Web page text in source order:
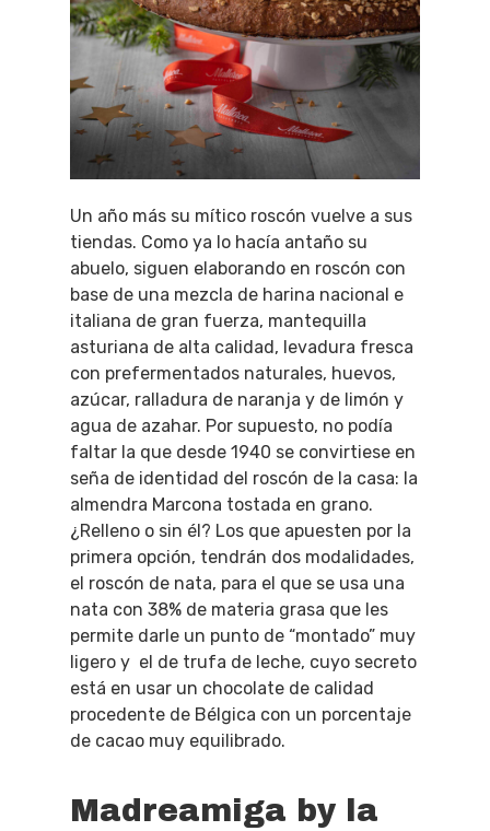
Un año más su mítico roscón vuelve a sus
tiendas. Como ya lo hacía antaño su
abuelo, siguen elaborando en roscón con
base de una mezcla de harina nacional e
italiana de gran fuerza, mantequilla
asturiana de alta calidad, levadura fresca
con prefermentados naturales, huevos,
azúcar, ralladura de naranja y de limón y
agua de azahar. Por supuesto, no podía
faltar la que desde 1940 se convirtiese en
seña de identidad del roscón de la casa: la
almendra Marcona tostada en grano.
¿Relleno o sin él? Los que apuesten por la
primera opción, tendrán dos modalidades,
el roscón de nata, para el que se usa una
nata con 38% de materia grasa que les
permite darle un punto de “montado” muy
ligero y el de trufa de leche, cuyo secreto
está en usar un chocolate de calidad
procedente de Bélgica con un porcentaje
de cacao muy equilibrado.
Madreamiga by la